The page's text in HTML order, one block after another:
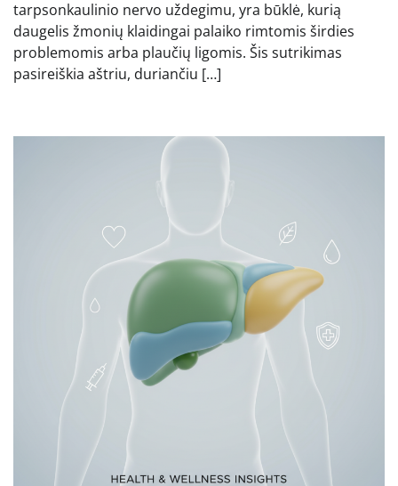
tarpsonkaulinio nervo uždegimu, yra būklė, kurią
daugelis žmonių klaidingai palaiko rimtomis širdies
problemomis arba plaučių ligomis. Šis sutrikimas
pasireiškia aštriu, duriančiu […]